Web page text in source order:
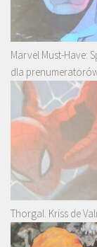
Marvel Must-Have:
dla
Thorgal. Kriss de